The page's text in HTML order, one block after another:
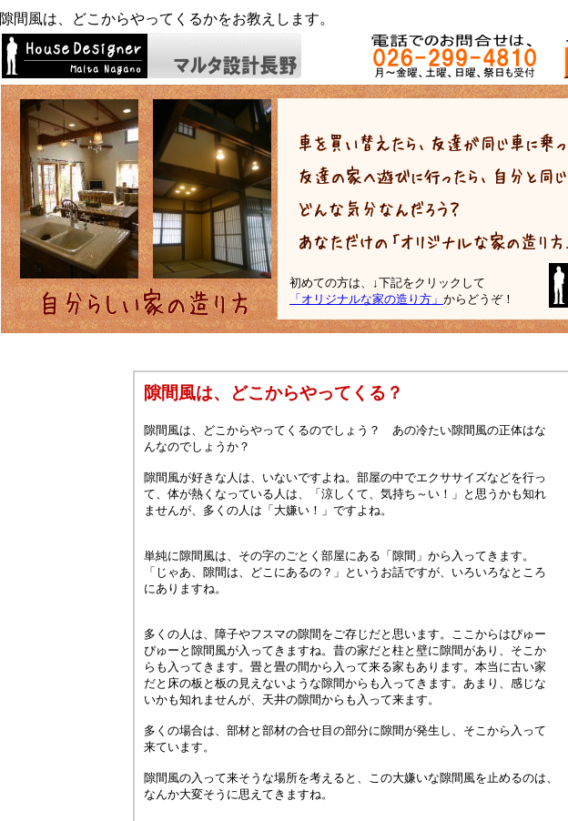
隙間風は、どこからやってくるかをお教えします。
初めての方は、↓下記をクリックして
「オリジナルな家の造り方」 からどうぞ！
隙間風は、どこからやってくる？
隙間風は、どこからやってくるのでしょう？ あの冷たい隙間風の正体はな
んなのでしょうか？
隙間風が好きな人は、いないですよね。部屋の中でエクササイズなどを行っ
て、体が熱くなっている人は、「涼しくて、気持ち～い！」と思うかも知れ
ませんが、多くの人は「大嫌い！」ですよね。
単純に隙間風は、その字のごとく部屋にある「隙間」から入ってきます。
「じゃあ、隙間は、どこにあるの？」というお話ですが、いろいろなところ
にありますね。
多くの人は、障子やフスマの隙間をご存じだと思います。ここからはぴゅー
ぴゅーと隙間風が入ってきますね。昔の家だと柱と壁に隙間があり、そこか
らも入ってきます。畳と畳の間から入って来る家もあります。本当に古い家
だと床の板と板の見えないような隙間からも入ってきます。あまり、感じな
いかも知れませんが、天井の隙間からも入って来ます。
多くの場合は、部材と部材の合せ目の部分に隙間が発生し、そこから入って
来ています。
隙間風の入って来そうな場所を考えると、この大嫌いな隙間風を止めるのは、
なんか大変そうに思えてきますね。